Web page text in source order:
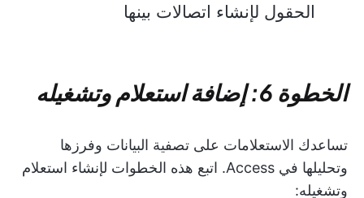
الحقول لإنشاء اتصالات بينها
الخطوة 6: إضافة استعلام وتشغيله
تساعدك الاستعلامات على تصفية البيانات وفرزها
وتحليلها في Access. اتبع هذه الخطوات لإنشاء استعلام
وتشغيله: